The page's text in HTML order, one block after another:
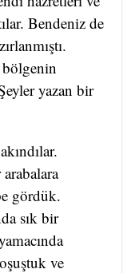
Bendeniz de
yazan bir
gördük.
sık bir
ve